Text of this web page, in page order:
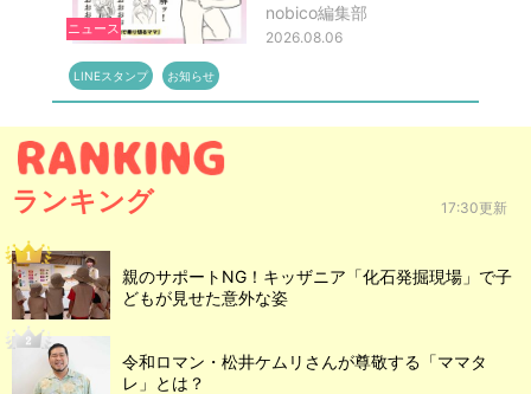
ニュース
nobico編集部
2026.08.06
LINEスタンプ お知らせ
ランキング 17:30更新
親のサポートNG！キッザニア「化石発掘現場」で子
どもが見せた意外な姿
令和ロマン・松井ケムリさんが尊敬する「ママタ
レ」とは？